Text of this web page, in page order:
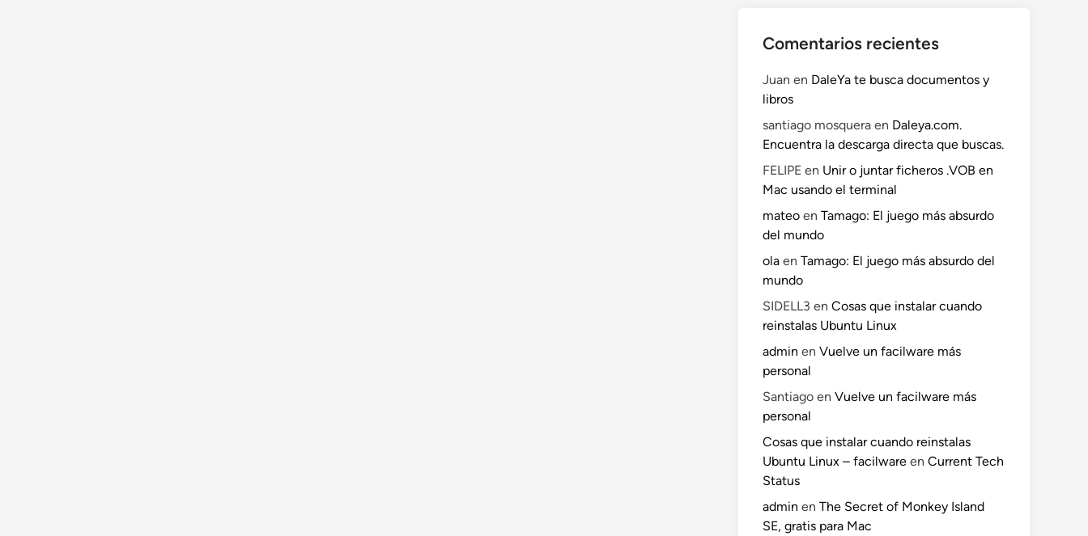
Comentarios recientes
Juan en DaleYa te busca documentos y
libros
santiago mosquera en Daleya.com.
Encuentra la descarga directa que buscas.
FELIPE en Unir o juntar ficheros .VOB en
Mac usando el terminal
mateo en Tamago: El juego más absurdo
del mundo
ola en Tamago: El juego más absurdo del
mundo
SIDELL3 en Cosas que instalar cuando
reinstalas Ubuntu Linux
admin en Vuelve un facilware más
personal
Santiago en Vuelve un facilware más
personal
Cosas que instalar cuando reinstalas
Ubuntu Linux – facilware en Current Tech
Status
admin en The Secret of Monkey Island
SE, gratis para Mac